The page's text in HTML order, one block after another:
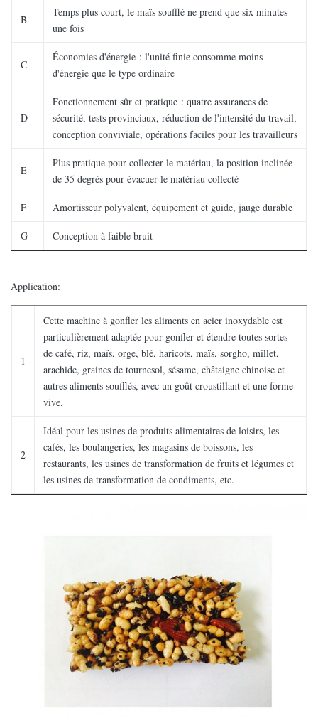
B
Temps plus court, le maïs soufflé ne prend que six minutes
une fois
C
Économies d'énergie : l'unité finie consomme moins
d'énergie que le type ordinaire
D
Fonctionnement sûr et pratique : quatre assurances de
sécurité, tests provinciaux, réduction de l'intensité du travail,
conception conviviale, opérations faciles pour les travailleurs
E
Plus pratique pour collecter le matériau, la position inclinée
de 35 degrés pour évacuer le matériau collecté
F Amortisseur polyvalent, équipement et guide, jauge durable
G Conception à faible bruit
Application:
1
Cette machine à gonfler les aliments en acier inoxydable est
particulièrement adaptée pour gonfler et étendre toutes sortes
de café, riz, maïs, orge, blé, haricots, maïs, sorgho, millet,
arachide, graines de tournesol, sésame, châtaigne chinoise et
autres aliments soufflés, avec un goût croustillant et une forme
vive.
2
Idéal pour les usines de produits alimentaires de loisirs, les
cafés, les boulangeries, les magasins de boissons, les
restaurants, les usines de transformation de fruits et légumes et
les usines de transformation de condiments, etc.